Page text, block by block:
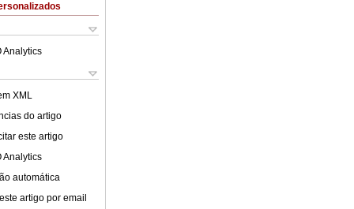
Analytics
XML
do artigo
este artigo
Analytics
automática
artigo por email